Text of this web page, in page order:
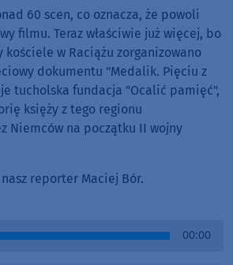
60 scen, co oznacza, że powoli
filmu. Teraz właściwie już więcej, bo
kościele w Raciążu zorganizowano
dokumentu "Medalik. Pięciu z
tucholska fundacja "Ocalić pamięć",
księży z tego regionu
Niemców na początku II wojny
reporter Maciej Bór.
00:00